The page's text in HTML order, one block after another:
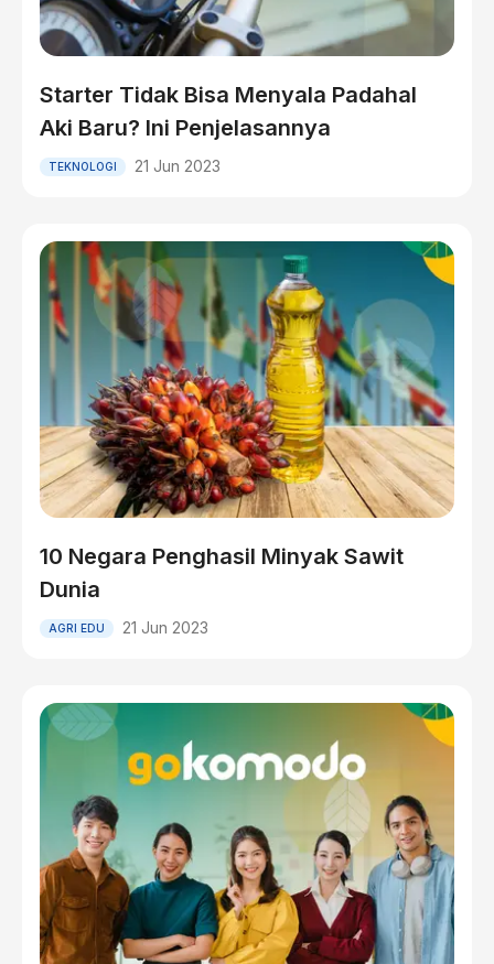
Starter Tidak Bisa Menyala Padahal
Aki Baru? Ini Penjelasannya
TEKNOLOGI 21 Jun 2023
10 Negara Penghasil Minyak Sawit
Dunia
AGRI EDU 21 Jun 2023